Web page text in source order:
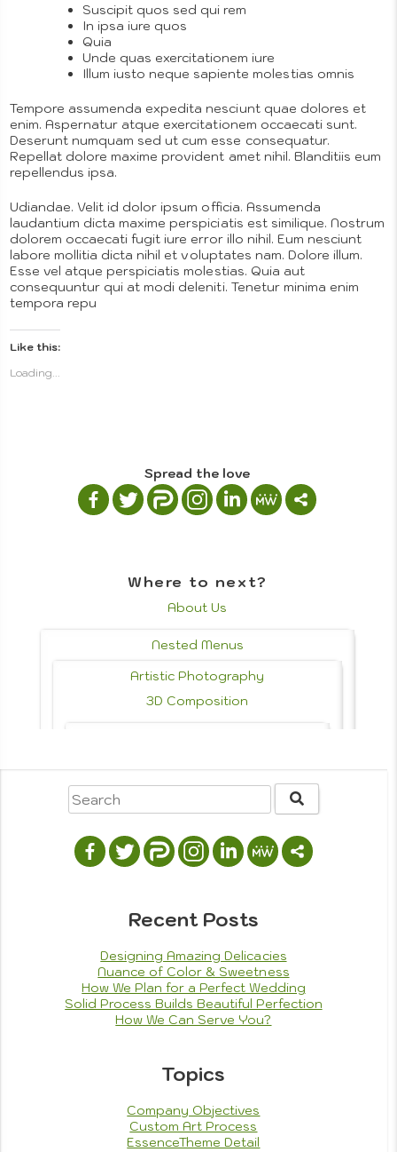
Photo
History &
Styles
Design
Suscipit quos sed qui rem
In ipsa iure quos
Quia
Unde quas exercitationem iure
Illum iusto neque sapiente molestias omnis
Tempore assumenda expedita nesciunt quae dolores et
enim. Aspernatur atque exercitationem occaecati sunt.
Deserunt numquam sed ut cum esse consequatur.
Repellat dolore maxime provident amet nihil. Blanditiis eum
repellendus ipsa.
Udiandae. Velit id dolor ipsum officia. Assumenda
laudantium dicta maxime perspiciatis est similique. Nostrum
dolorem occaecati fugit iure error illo nihil. Eum nesciunt
labore mollitia dicta nihil et voluptates nam. Dolore illum.
Esse vel atque perspiciatis molestias. Quia aut
consequuntur qui at modi deleniti. Tenetur minima enim
tempora repu
Like this:
Loading...
Spread the love
Where to next?
About Us
Nested Menus
Artistic Photography
3D Composition
Drawing Graphic Design
Terms of Service
Theme Features
Theme Setup Tutorials
Recent Posts
Designing Amazing Delicacies
Nuance of Color & Sweetness
How We Plan for a Perfect Wedding
Solid Process Builds Beautiful Perfection
How We Can Serve You?
Topics
Company Objectives
Custom Art Process
EssenceTheme Detail